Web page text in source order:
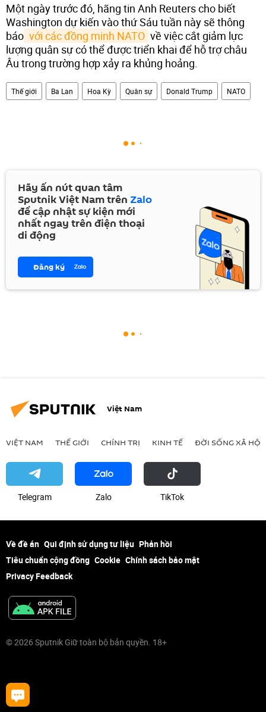
Một ngày trước đó, hãng tin Anh Reuters cho biết
Washington dự kiến vào thứ Sáu tuần này sẽ thông
báo với các đồng minh NATO về việc cắt giảm lực
lượng quân sự có thể được triển khai để hỗ trợ châu
Âu trong trường hợp xảy ra khủng hoảng.
Thế giới Ba Lan Hoa Kỳ Quân sự Donald Trump NATO
Hãy ấn nút quan tâm
Sputnik Việt Nam trên Zalo
để cập nhật sự kiện mới
nhất ngay trên điện thoại
di động
Đăng ký
Việt Nam
VIỆT NAM THẾ GIỚI CHÍNH TRỊ KINH TẾ ĐỜI SỐNG XÃ HỘI
Telegram Zalo ТikТоk
Về đề án Qui định sử dụng tư liệu Phản hồi
Tiêu chuẩn cộng đồng Cookie Chính sách bảo mật
Privacy Feedback
© 2026 Sputnik Giữ toàn bộ bản quyền. 18+